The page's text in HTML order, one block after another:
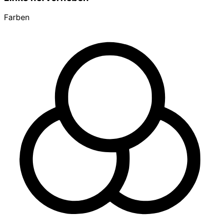
Farben